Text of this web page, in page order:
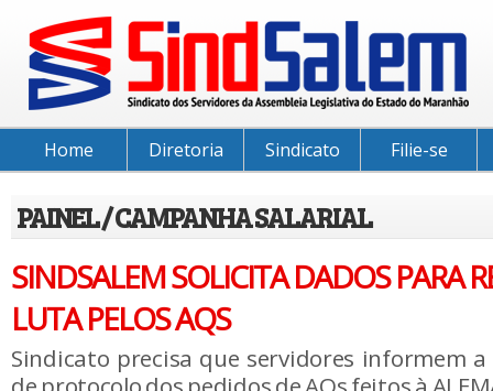
Home Diretoria Sindicato Filie-se
PAINEL / CAMPANHA SALARIAL
SINDSALEM SOLICITA DADOS PARA
LUTA PELOS AQS
Sindicato precisa que servidores informem